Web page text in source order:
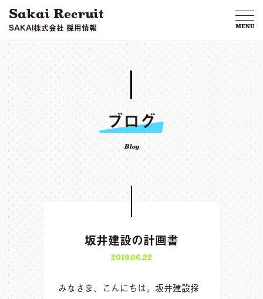
Sakai Recruit
SAKAI株式会社 採用情報 MENU
ブログ
Blog
坂井建設の計画書
2019.06.22
みなさま、こんにちは。坂井建設採